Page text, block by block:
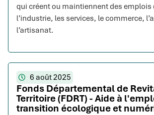
qui créent ou maintiennent des emplois
l’industrie, les services, le commerce,
l’artisanat.
6 août 2025
Fonds Départemental de
Territoire (FDRT) - Aide à
transition écologique et